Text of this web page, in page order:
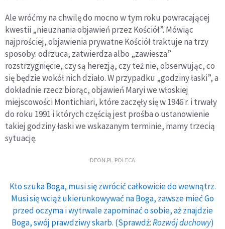
Ale wróćmy na chwilę do mocno w tym roku powracającej
kwestii „nieuznania objawień przez Kościół”. Mówiąc
najprościej, objawienia prywatne Kościół traktuje na trzy
sposoby: odrzuca, zatwierdza albo „zawiesza”
rozstrzygnięcie, czy są herezją, czy też nie, obserwując, co
się będzie wokół nich działo. W przypadku „godziny łaski”, a
dokładnie rzecz biorąc, objawień Maryi we włoskiej
miejscowości Montichiari, które zaczęły się w 1946 r. i trwały
do roku 1991 i których częścią jest prośba o ustanowienie
takiej godziny łaski we wskazanym terminie, mamy trzecią
sytuację.
DEON.PL POLECA
Kto szuka Boga, musi się zwrócić całkowicie do wewnątrz.
Musi się wciąż ukierunkowywać na Boga, zawsze mieć Go
przed oczyma i wytrwale zapominać o sobie, aż znajdzie
Boga, swój prawdziwy skarb. (Sprawdź:Rozwój duchowy)